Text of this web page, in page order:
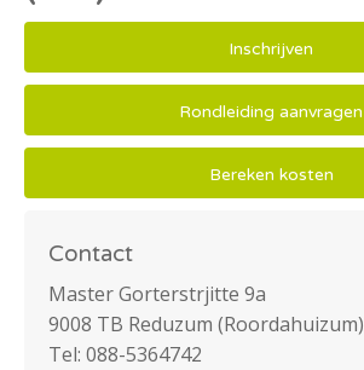
Inschrijven
Rondleiding aanvragen
Bereken kosten
Contact
Master Gorterstrjitte 9a
9008 TB Reduzum (Roordahuizum)
Tel: 088-5364742